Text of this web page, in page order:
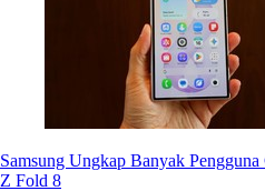
Samsung Ungkap Banyak
Z Fold 8